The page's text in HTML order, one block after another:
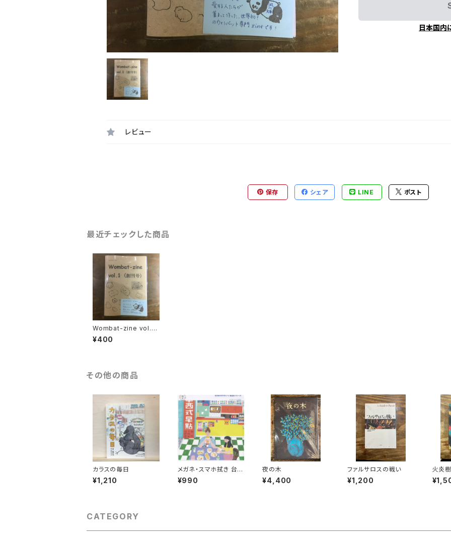
日本国内
レビュー
保存 シェア LINE ポスト
最近チェックした商品
Wombat-zine vol.1
（創刊号）
¥400
その他の商品
カラスの毎日
¥1,210
メガネ・スマホ拭き 台湾
の風景（朝ごはん）
¥990
夜の木
¥4,400
ファルサロスの戦い
¥1,200
火炎樹
CATEGORY